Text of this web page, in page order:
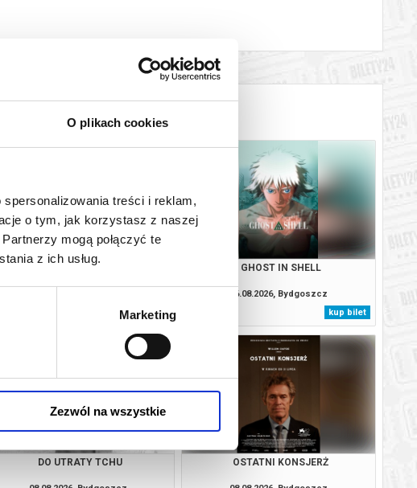
O plikach cookies
spersonalizowania treści i reklam,
o tym, jak korzystasz z naszej
mogą połączyć te
z ich usług.
Marketing
Zezwól na wszystkie
SNY O SŁONIACH (POKAZ
kup bilet
GHOST IN SHELL
06.08.2026, Bydgoszcz
kup bilet
DO UTRATY TCHU OSTATNI KONSJERŻ